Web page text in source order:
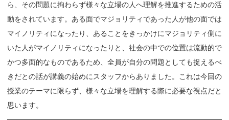
ら、その問題に拘わらず様々な立場の人へ理解を推進するための活
動をされています。ある面でマジョリティであった人が他の面では
マイノリティになったり、あることをきっかけにマジョリティ側に
いた人がマイノリティになったりと、社会の中での位置は流動的で
かつ多面的なものであるため、全員が自分の問題としても捉えるべ
きだとの話が講義の始めにスタッフからありました。これは今回の
授業のテーマに限らず、様々な立場を理解する際に必要な視点だと
思います。